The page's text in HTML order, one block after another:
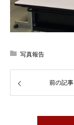
写真報告
前の記事